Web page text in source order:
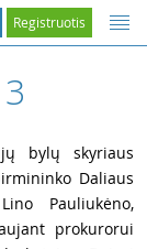
Registruotis
bylų skyriaus
Daliaus
Pauliukėno,
prokurorui